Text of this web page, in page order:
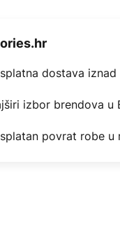
dostava
izbor brendova u
povrat robe u